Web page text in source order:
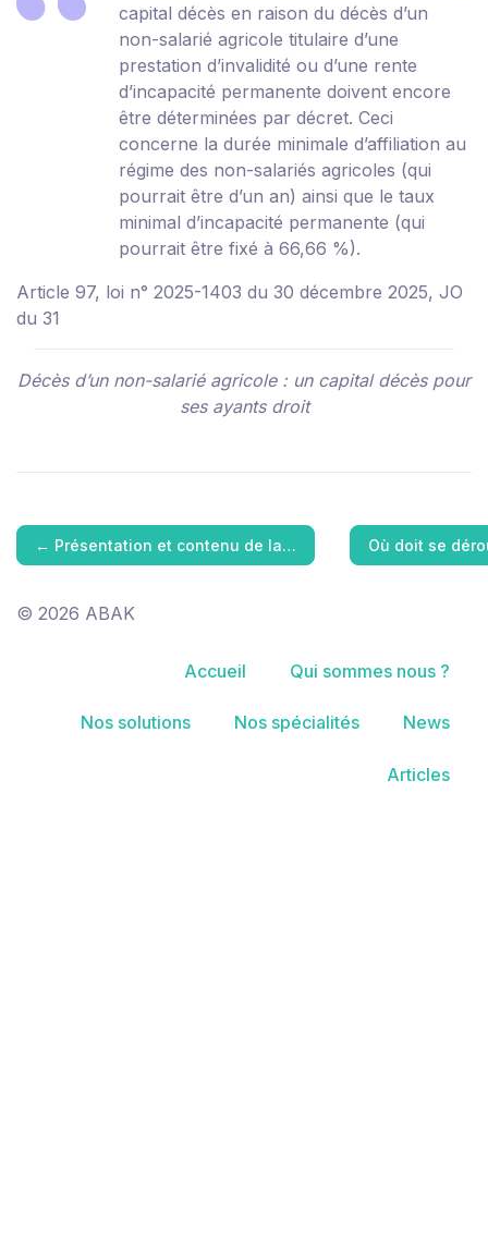
capital décès en raison du décès d’un
non-salarié agricole titulaire d’une
prestation d’invalidité ou d’une rente
d’incapacité permanente doivent encore
être déterminées par décret. Ceci
concerne la durée minimale d’affiliation au
régime des non-salariés agricoles (qui
pourrait être d’un an) ainsi que le taux
minimal d’incapacité permanente (qui
pourrait être fixé à 66,66 %).
Article 97, loi n° 2025-1403 du 30 décembre 2025, JO
du 31
Décès d’un non-salarié agricole : un capital décès pour
ses ayants droit
← Présentation et contenu de la… Où doit se
© 2026 ABAK
Accueil Qui sommes nous ?
Nos solutions Nos spécialités News
Articles